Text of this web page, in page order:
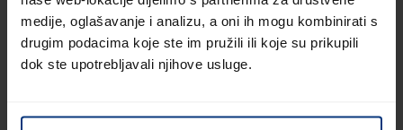
medije, oglašavanje i analizu, a oni ih mogu kombinirati s
drugim podacima koje ste im pružili ili koje su prikupili
dok ste upotrebljavali njihove usluge.
Zračni prijevoz tereta – Vaše
prednosti s tvrtkom Lagermax
Svjetska mreža partnera u zračnom prometu